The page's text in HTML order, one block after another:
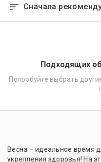
Сначала
Подходящих
Попробуйте выбрать
Весна – идеальное время
укрепления здоровья! На